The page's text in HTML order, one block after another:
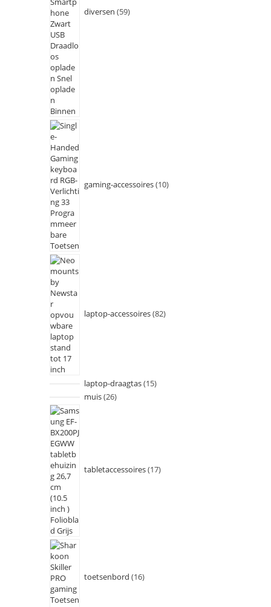
diversen 59
gaming-accessoires 10
laptop-accessoires 82
laptop-draagtas 15
muis 26
tabletaccessoires 17
toetsenbord 16